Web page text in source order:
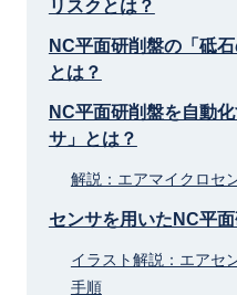
リスクとは？
NC平面研削盤の「砥
とは？
NC平面研削盤を自動
サ」とは？
解説：エアマイクロセ
センサを用いたNC平
イラスト解説：エアセ
手順